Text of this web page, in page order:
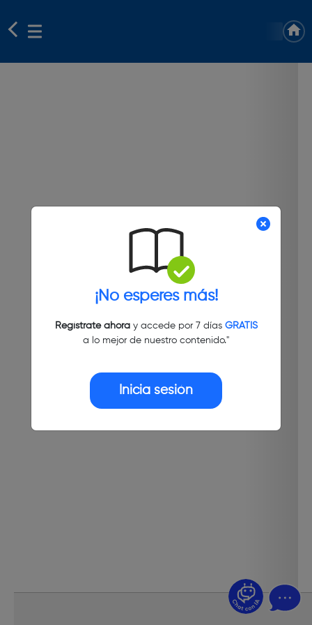
¡No esperes más!
Regístrate ahoray accede por 7 días GRATIS
a lo mejor de nuestro contenido."
Inicia sesión